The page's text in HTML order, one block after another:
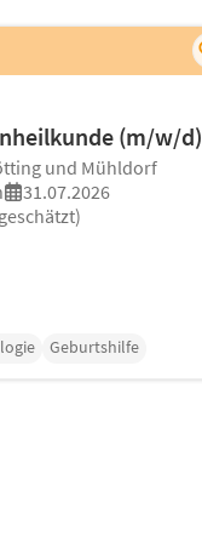
(m/w/d)
und Mühldorf
31.07.2026
Geburtshilfe